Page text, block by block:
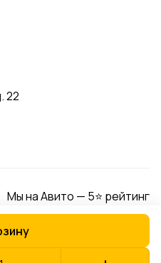
22
Мы на Авито — 5⭐ рейтинг